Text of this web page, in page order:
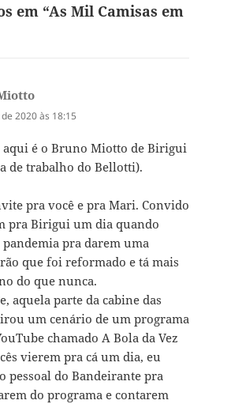
em “As Mil Camisas em
disse:
2020 às 18:15
aqui é o Bruno Miotto de Birigui
de trabalho do Bellotti).
pra você e pra Mari. Convido
pra Birigui um dia quando
pra darem uma
que foi reformado e tá mais
do que nunca.
aquela parte da cabine das
um cenário de um programa
chamado A Bola da Vez
vierem pra cá um dia, eu
pessoal do Bandeirante pra
do programa e contarem